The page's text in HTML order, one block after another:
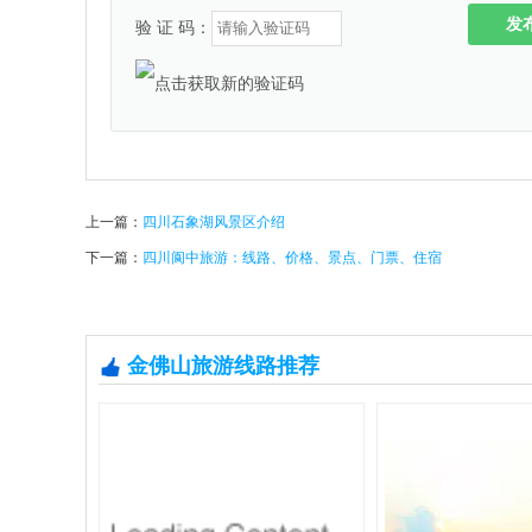
验 证 码： 发
上一篇： 四川石象湖风景区介绍
下一篇： 四川阆中旅游：线路、价格、景点、门票、住宿
金佛山旅游线路推荐